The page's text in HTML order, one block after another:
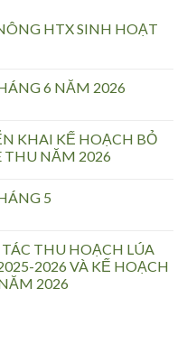
HTX SINH HOẠT
6 NĂM 2026
KHAI KẾ HOẠCH BỎ
THU NĂM 2026
5
THU HOẠCH LÚA
2026 VÀ KẾ HOẠCH
2026